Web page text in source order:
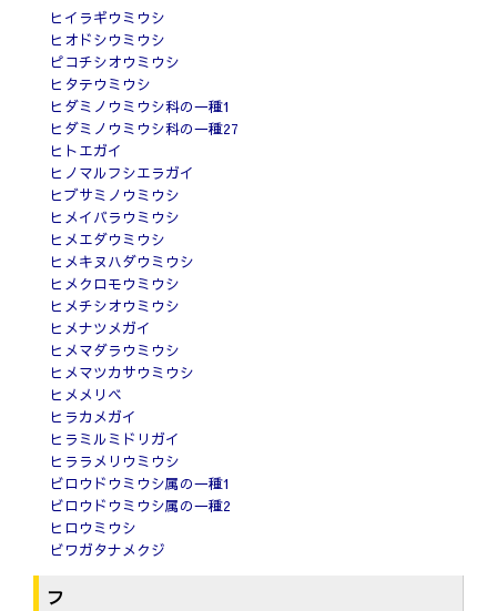
ヒイラギウミウシ
ヒオドシウミウシ
ピコチシオウミウシ
ヒタテウミウシ
ヒダミノウミウシ科の一種1
ヒダミノウミウシ科の一種27
ヒトエガイ
ヒノマルフシエラガイ
ヒブサミノウミウシ
ヒメイバラウミウシ
ヒメエダウミウシ
ヒメキヌハダウミウシ
ヒメクロモウミウシ
ヒメチシオウミウシ
ヒメナツメガイ
ヒメマダラウミウシ
ヒメマツカサウミウシ
ヒメメリベ
ヒラカメガイ
ヒラミルミドリガイ
ヒララメリウミウシ
ビロウドウミウシ属の一種1
ビロウドウミウシ属の一種2
ヒロウミウシ
ビワガタナメクジ
フ